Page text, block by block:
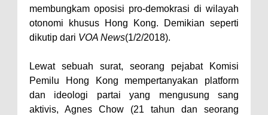
membungkam oposisi pro-demokrasi di wilayah
otonomi khusus Hong Kong. Demikian seperti
dikutip dari VOA News(1/2/2018).
Lewat sebuah surat, seorang pejabat Komisi
Pemilu Hong Kong mempertanyakan platform
dan ideologi partai yang mengusung sang
aktivis, Agnes Chow (21 tahun dan seorang